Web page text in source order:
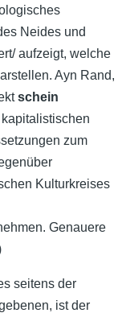
Neides und
aufzeigt, welche
Ayn Rand,
schein
zum
Kulturkreises
Genauere
seitens der
ist der